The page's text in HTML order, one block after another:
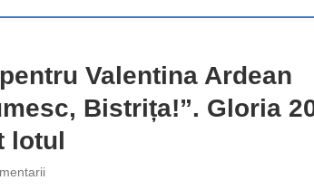
Valentina Ardean
Bistrița!”. Gloria
lotul